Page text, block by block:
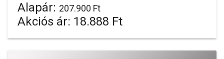
Alapár: 207.900 Ft
Akciós ár: 18.888 Ft